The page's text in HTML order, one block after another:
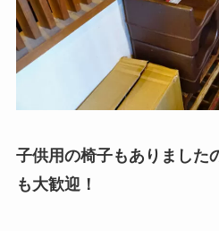
子供用の椅子もありました
も大歓迎！